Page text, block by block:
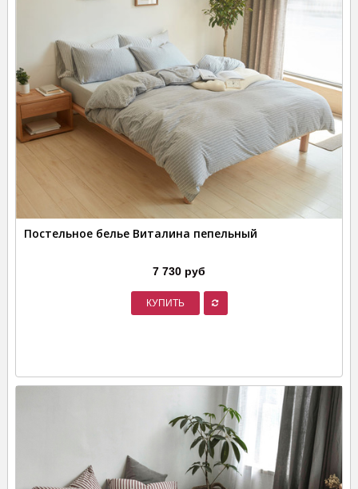
Постельное белье Виталина пепельный
7 730 руб
КУПИТЬ